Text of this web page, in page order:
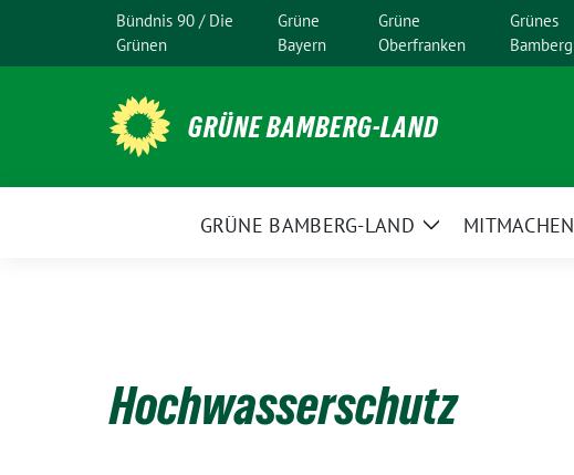
Bündnis 90 / Die
Grünen
Grüne
Bayern
Grüne
Oberfranken
Grünes
Bamberg
GRÜNE BAMBERG-LAND
GRÜNE BAMBERG-LAND
ZeigeMITMACHEN
Hochwasserschutz